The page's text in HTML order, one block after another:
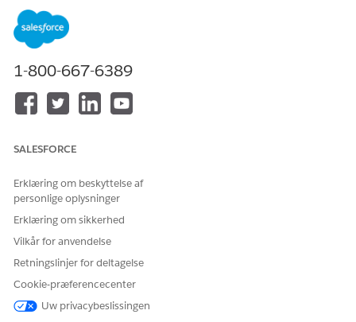
Hvis du vil gennemse større
mailadvisering til de udpegede større hændelsesmanagere.
godkendelsesregistreringen.
godkendelsesarbejdselementet i afsnittet til højre.
Hvis du vil godkende, skal du vælge
Hvis du vil afvise, skal du vælge
beslutningskommentarer og klikke på
Opdater skærmen for at få vist den opdaterede status.
Hvis den godkendes, vises der et banner øverst i
registreringen, og status for større hændelse opdateres til
1-800-667-6389
SALESFORCE
Erklæring om beskyttelse af
personlige oplysninger
Erklæring om sikkerhed
Vilkår for anvendelse
Retningslinjer for deltagelse
Cookie-præferencecenter
Uw privacybeslissingen